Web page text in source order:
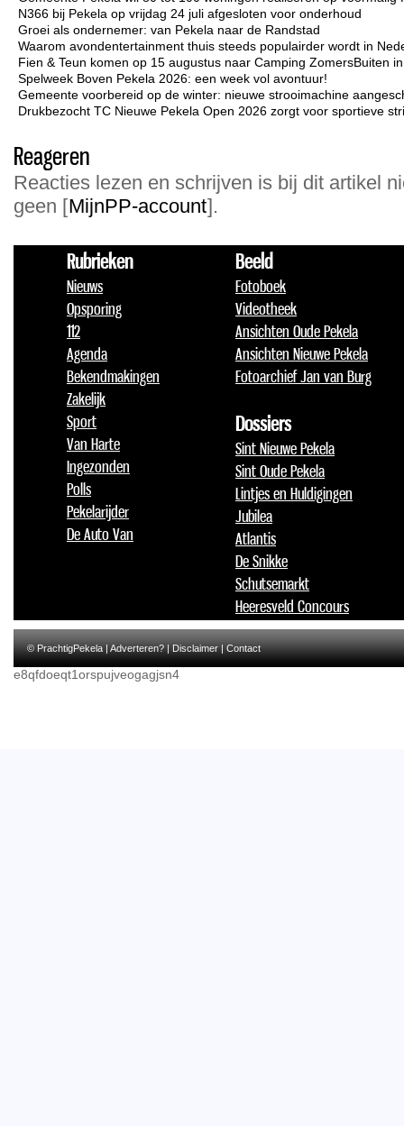
N366 bij Pekela op vrijdag 24 juli afgesloten voor onderhoud
Groei als ondernemer: van Pekela naar de Randstad
Waarom avondentertainment thuis steeds populairder wordt in
Fien & Teun komen op 15 augustus naar Camping ZomersBuiten
Spelweek Boven Pekela 2026: een week vol avontuur!
Gemeente voorbereid op de winter: nieuwe strooimachine
Drukbezocht TC Nieuwe Pekela Open 2026 zorgt voor sportieve
Reageren
Reacties lezen en schrijven is bij dit artikel
geen [MijnPP-account].
Rubrieken
Nieuws
Opsporing
112
Agenda
Bekendmakingen
Zakelijk
Sport
Van Harte
Ingezonden
Polls
Pekelarijder
De Auto Van
Beeld
Fotoboek
Videotheek
Ansichten Oude Pekela
Ansichten Nieuwe Pekela
Fotoarchief Jan van Burg
Dossiers
Sint Nieuwe Pekela
Sint Oude Pekela
Lintjes en Huldigingen
Jubilea
Atlantis
De Snikke
Schutsemarkt
Heeresveld Concours
© PrachtigPekela |Adverteren?|Disclaimer|Contact
e8qfdoeqt1orspujveogagjsn4